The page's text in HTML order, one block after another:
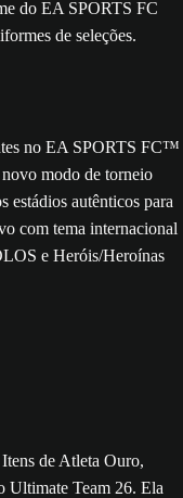
no EA SPORTS FC™
novo modo de torneio
estádios autênticos para
com tema internacional
e Heróis/Heroínas
de Atleta Ouro,
Ultimate Team 26. Ela